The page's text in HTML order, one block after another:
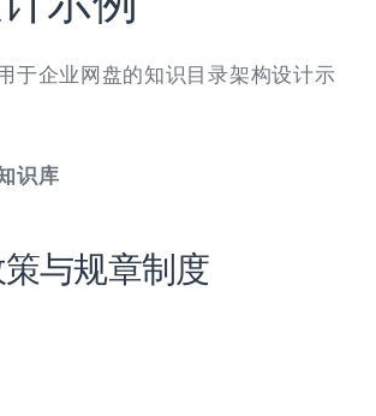
于企业网盘的知识目录架构设计示
识库
与规章制度